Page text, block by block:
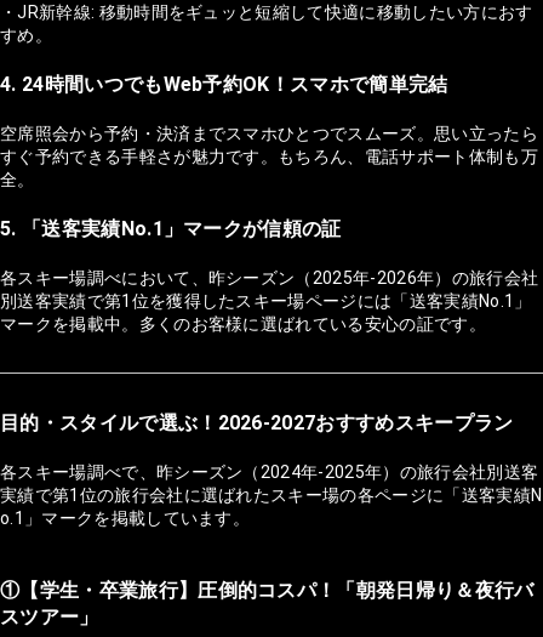
・JR新幹線: 移動時間をギュッと短縮して快適に移動したい方におす
すめ。
4. 24時間いつでもWeb予約OK！スマホで簡単完結
空席照会から予約・決済までスマホひとつでスムーズ。思い立ったら
すぐ予約できる手軽さが魅力です。もちろん、電話サポート体制も万
全。
5. 「送客実績No.1」マークが信頼の証
各スキー場調べにおいて、昨シーズン（2025年-2026年）の旅行会社
別送客実績で第1位を獲得したスキー場ページには「送客実績No.1」
マークを掲載中。多くのお客様に選ばれている安心の証です。
目的・スタイルで選ぶ！2026-2027おすすめスキープラン
各スキー場調べで、昨シーズン（2024年-2025年）の旅行会社別送客
実績で第1位の旅行会社に選ばれたスキー場の各ページに「送客実績N
o.1」マークを掲載しています。
①【学生・卒業旅行】圧倒的コスパ！「朝発日帰り＆夜行バ
スツアー」